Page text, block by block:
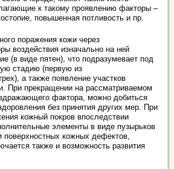
к такому проявлению факторы –
повышенная потливость и пр.
поражения кожи через
воздействия изначально на ней
(в виде пятен), что подразумевает под
стадию (первую из
а также появление участков
При прекращении на рассматриваемом
фактора, можно добиться
без принятия других мер. При
кожный покров впоследствии
элементы в виде пузырьков
поверхностных кожных дефектов,
также и возможность развития